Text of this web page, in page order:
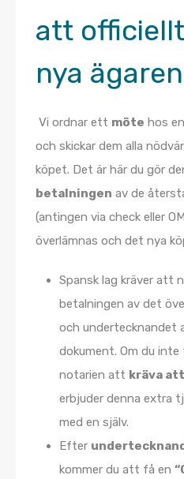
att
nya
Vi ordnar ett möte hos en
och skickar dem alla
köpet. Det är här du gör
betalningen av de
(antingen via check eller
överlämnas och det nya
Spansk lag kräver att
betalningen av det
och undertecknandet
dokument. Om du inte
notarien att kräva
erbjuder denna extra
med en själv.
Efter
kommer du att få en